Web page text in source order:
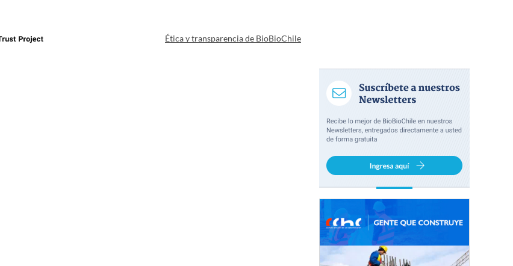
Ética y transparencia de BioBioChile